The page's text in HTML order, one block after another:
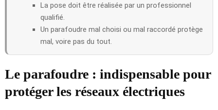
La pose doit être réalisée par un professionnel
qualifié.
Un parafoudre mal choisi ou mal raccordé protège
mal, voire pas du tout.
Le parafoudre : indispensable pour
protéger les réseaux électriques